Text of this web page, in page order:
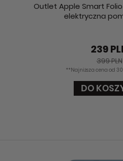
Outlet Apple Smart
elektryczna
239
399 PLN
**Najniższa cena od 30
DO